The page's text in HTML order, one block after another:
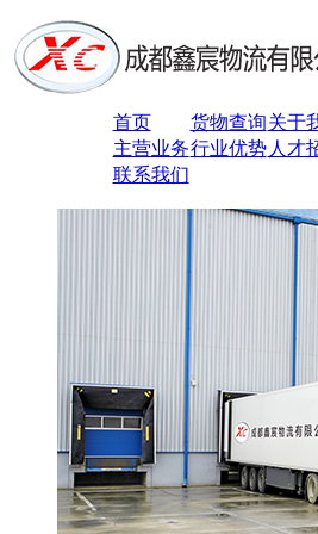
首页 货物查询关于
主营业务行业优势 人才
联系我们